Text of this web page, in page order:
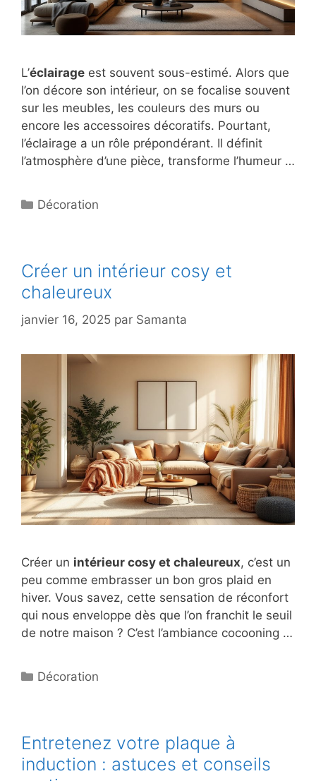
L’éclairage est souvent sous-estimé. Alors que
l’on décore son intérieur, on se focalise souvent
sur les meubles, les couleurs des murs ou
encore les accessoires décoratifs. Pourtant,
l’éclairage a un rôle prépondérant. Il définit
l’atmosphère d’une pièce, transforme l’humeur …
Catégories
Décoration
Créer un intérieur cosy et
chaleureux
janvier 16, 2025 par Samanta
Créer un intérieur cosy et chaleureux, c’est un
peu comme embrasser un bon gros plaid en
hiver. Vous savez, cette sensation de réconfort
qui nous enveloppe dès que l’on franchit le seuil
de notre maison ? C’est l’ambiance cocooning …
Catégories
Décoration
Entretenez votre plaque à
induction : astuces et conseils